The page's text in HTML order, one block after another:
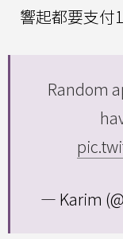
響起都要支付
Random
— Karim